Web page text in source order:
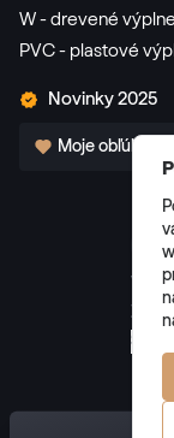
RAL
RAL
RAL
RAL
RAL
W - drevené výplne
PVC - plastové
Novinky 2025
Moje obľúbené